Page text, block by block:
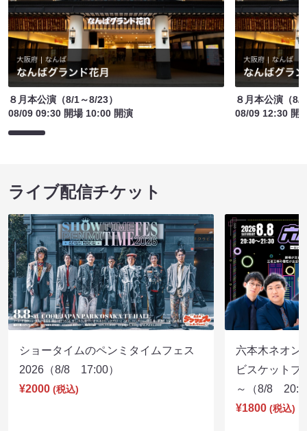
８月本公演（8/1～8/23）
08/09 09:30 開場 10:00 開演
８月本公演（8/
08/09 12:30 開
ライブ配信チケット
ショータイムのペンミタイムフェス
2026（8/8 17:00）
¥2000 (税込)
六本木ネオン
ビスケットブ
～（8/8
¥1800 (税込)